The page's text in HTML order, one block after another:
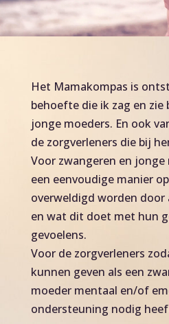
Het Mamakompas is
behoefte die ik zag en zie
jonge moeders. En ook
de zorgverleners die bij
Voor zwangeren en
een eenvoudige manier
overweldigd worden door
en wat dit doet met hun
gevoelens.
Voor de zorgverleners
kunnen geven als een
moeder mentaal en/of
ondersteuning nodig